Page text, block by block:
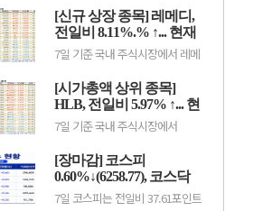
[신규 상장 종목] 레메디,
전일비 8.11%.% ↑... 현재
가 1만530원
7일 기준 국내 주식시장에서 레메
(8.11%) 오른 1만530원에 거래 중
이다.레메디는 의료기기 관련 사업
을 영위하는 기업으로, 신규 상장
이후 투자자 수급과 성장 기대감에
따라 주가 변동성이 나타날 수 있
(0156T0, 1만870원, ▲370,
3.52%), 스트라드비젼(475040,
3070원, ▲30, 0.99%), 세미티에
스(0017J0, 3110...
[시가총액 상위 종목]
HLB, 전일비 5.97% ↑... 현
재가 3만7300원
7일 기준 국내 주식시장에서
(5.97%) 오른 3만7300원에 거래
중이다.HLB는 항암제 개발을 중심
으로 바이오 사업을 영위하는 기업
으로, 신약 허가와 임상 결과, 글로
벌 판매 기대감 등에 따라 주가 변
[장마감] 코스피
0.60%↓(6258.77), 코스닥
0.36%↓(798.81)
7일 코스피는 전일비 37.61포인트